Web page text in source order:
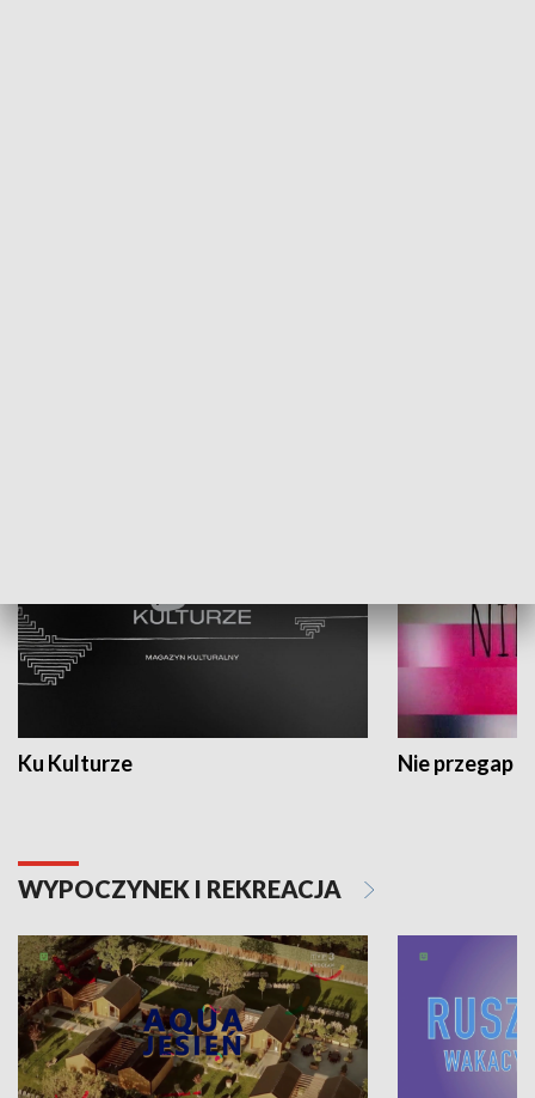
Ku Kulturze Nie przegap
WYPOCZYNEK I REKREACJA